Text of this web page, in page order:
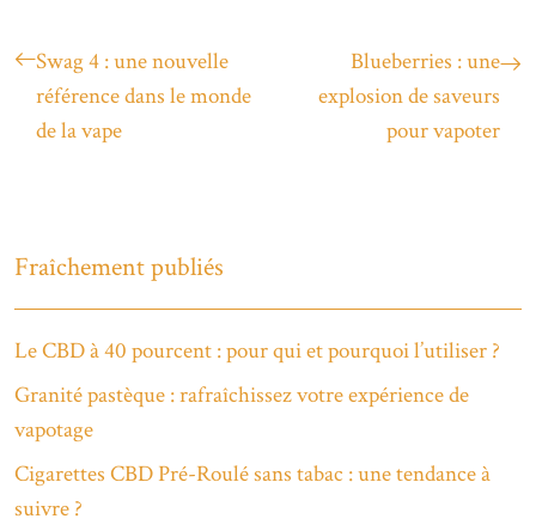
Swag 4 : une nouvelle
référence dans le monde
de la vape
Blueberries : une
explosion de saveurs
pour vapoter
Fraîchement publiés
Le CBD à 40 pourcent : pour qui et pourquoi l’utiliser ?
Granité pastèque : rafraîchissez votre expérience de
vapotage
Cigarettes CBD Pré-Roulé sans tabac : une tendance à
suivre ?